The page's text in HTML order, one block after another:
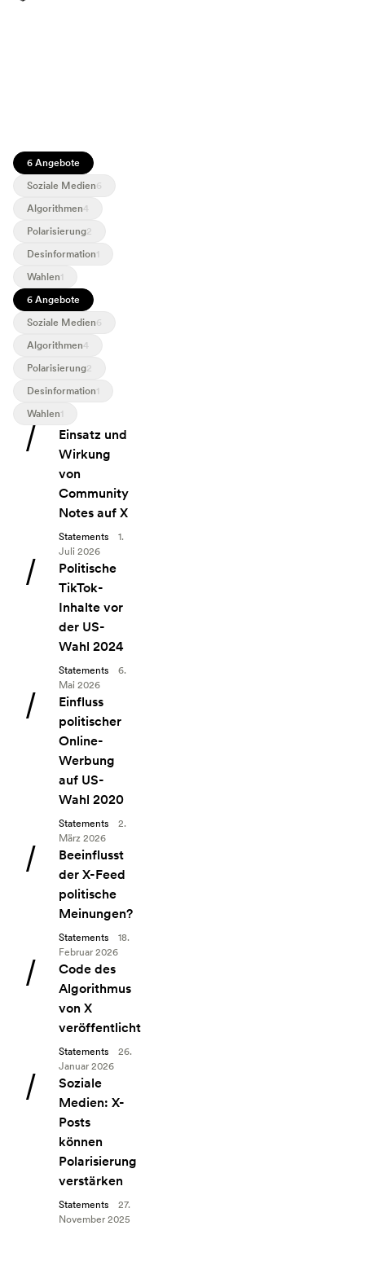
6 Angebote
Soziale Medien6
Algorithmen4
Polarisierung2
Desinformation1
Wahlen1
6 Angebote
Soziale Medien6
Algorithmen4
Polarisierung2
Desinformation1
Wahlen1
Einsatz und
Wirkung
von
Community
Notes auf X
Statements
1.
Juli 2026
Angebot: Einsatz und Wirkung von Community Notes auf X
Politische
TikTok-
Inhalte vor
der US-
Wahl 2024
Statements
6.
Mai 2026
Angebot: Politische TikTok-Inhalte vor der US-Wahl 2024
Einfluss
politischer
Online-
Werbung
auf US-
Wahl 2020
Statements
2.
März 2026
Angebot: Einfluss politischer Online-Werbung auf US-Wahl
Beeinflusst
der X-Feed
politische
Meinungen?
Statements
18.
Februar 2026
Angebot: Beeinflusst der X-Feed politische Meinungen?
Code des
Algorithmus
von X
veröffentlicht
Statements
26.
Januar 2026
Angebot: Code des Algorithmus von X veröffentlicht
Soziale
Medien: X-
Posts
können
Polarisierung
verstärken
Statements
27.
November 2025
Angebot: Soziale Medien: X-Posts können Polarisierung